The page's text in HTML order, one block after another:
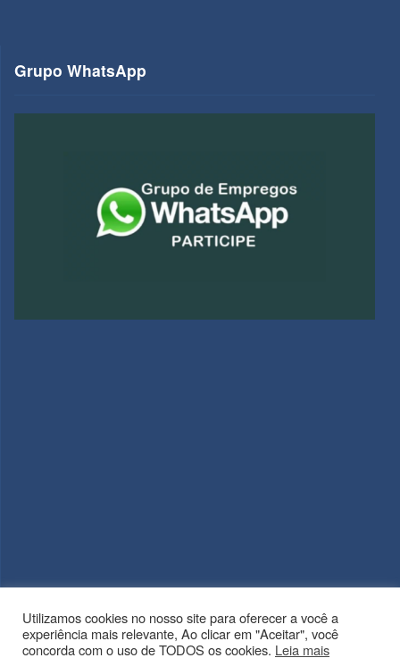
Grupo WhatsApp
Utilizamos cookies no nosso site para oferecer a você a
experiência mais relevante, Ao clicar em "Aceitar", você
concorda com o uso de TODOS os cookies. Leia mais